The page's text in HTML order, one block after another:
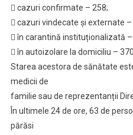
 cazuri confirmate – 258;
 cazuri vindecate și externate –
 în carantină instituționalizată
 în autoizolare la domiciliu –
Starea acestora de sănătate
medicii de
familie sau de reprezentanții
În ultimele 24 de ore, 63 de
părăsi